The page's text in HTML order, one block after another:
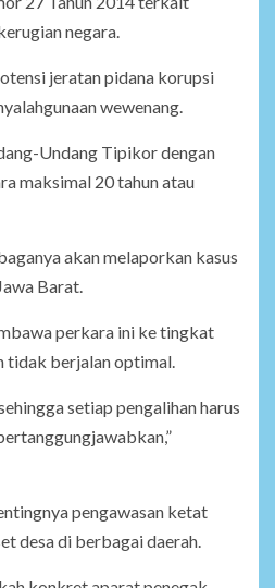
negara.
jeratan pidana korupsi
wewenang.
Undang Tipikor dengan
maksimal 20 tahun atau
akan melaporkan kasus
Barat.
perkara ini ke tingkat
tidak berjalan optimal.
setiap pengalihan harus
pengawasan ketat
desa di berbagai daerah.